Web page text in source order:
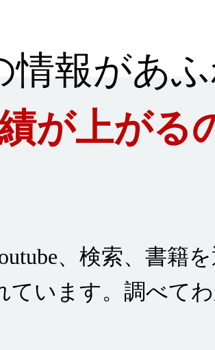
報があふ
が上がる
、検索、書籍
ています。調べて